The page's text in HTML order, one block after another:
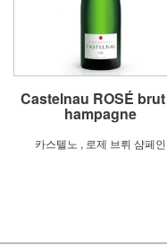
Castelnau ROSÉ
hampagne
카스텔노 , 로제 브뤼 샴페인